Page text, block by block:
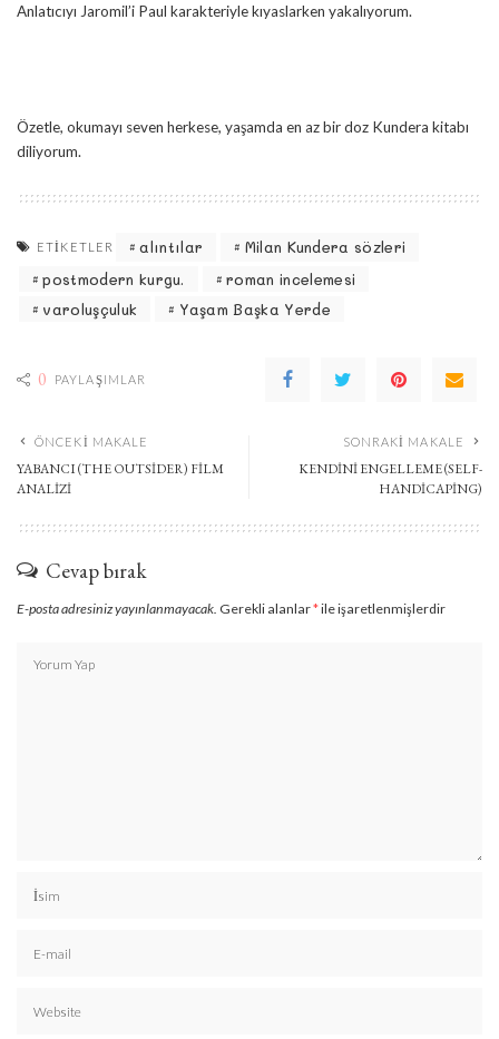
Anlatıcıyı Jaromil’i Paul karakteriyle kıyaslarken yakalıyorum.
Özetle, okumayı seven herkese, yaşamda en az bir doz Kundera kitabı
diliyorum.
ETIKETLER alıntılar
Milan Kundera sözleri
postmodern kurgu.
roman incelemesi
varoluşçuluk
Yaşam Başka Yerde
0 PAYLAŞIMLAR
ÖNCEKI MAKALE
YABANCI (THE OUTSIDER) FILM
ANALIZI
SONRAKI MAKALE
KENDINI ENGELLEME (SELF-
HANDICAPING)
Cevap bırak
E-posta adresiniz yayınlanmayacak. Gerekli alanlar*ile işaretlenmişlerdir